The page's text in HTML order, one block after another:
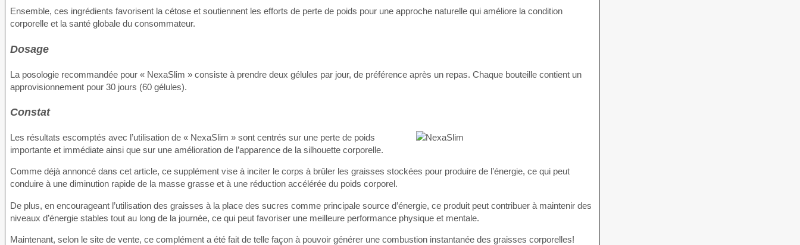
Ensemble, ces ingrédients favorisent la cétose et soutiennent les efforts de perte de poids pour une approche naturelle qui améliore la condition
corporelle et la santé globale du consommateur.
Dosage
La posologie recommandée pour « NexaSlim » consiste à prendre deux gélules par jour, de préférence après un repas. Chaque bouteille contient un
approvisionnement pour 30 jours (60 gélules).
Constat
Les résultats escomptés avec l’utilisation de « NexaSlim » sont centrés sur une perte de poids
importante et immédiate ainsi que sur une amélioration de l’apparence de la silhouette corporelle.
Comme déjà annoncé dans cet article, ce supplément vise à inciter le corps à brûler les graisses stockées pour produire de l’énergie, ce qui peut
conduire à une diminution rapide de la masse grasse et à une réduction accélérée du poids corporel.
De plus, en encourageant l’utilisation des graisses à la place des sucres comme principale source d’énergie, ce produit peut contribuer à maintenir des
niveaux d’énergie stables tout au long de la journée, ce qui peut favoriser une meilleure performance physique et mentale.
Maintenant, selon le site de vente, ce complément a été fait de telle façon à pouvoir générer une combustion instantanée des graisses corporelles!